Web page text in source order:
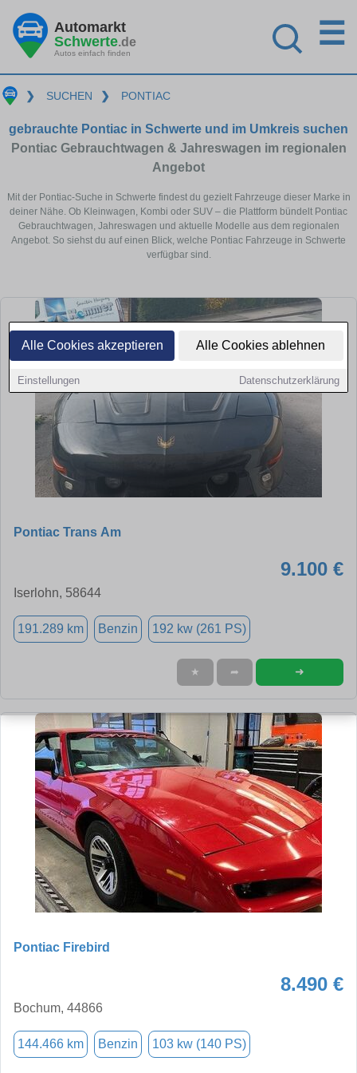
Alle Cookies akzeptieren Alle Cookies ablehnen
Einstellungen Datenschutzerklärung
Automarkt
Schwerte.de
Autos einfach finden
☰
❯ SUCHEN ❯ PONTIAC
gebrauchte Pontiac in Schwerte und im Umkreis suchen
Pontiac Gebrauchtwagen & Jahreswagen im regionalen
Angebot
Mit der Pontiac-Suche in Schwerte findest du gezielt Fahrzeuge dieser Marke in
deiner Nähe. Ob Kleinwagen, Kombi oder SUV – die Plattform bündelt Pontiac
Gebrauchtwagen, Jahreswagen und aktuelle Modelle aus dem regionalen
Angebot. So siehst du auf einen Blick, welche Pontiac Fahrzeuge in Schwerte
verfügbar sind.
Pontiac Trans Am
9.100 €
Iserlohn, 58644
191.289 km Benzin 192 kw (261 PS)
★ ➦ ➜
Pontiac Firebird
8.490 €
Bochum, 44866
144.466 km Benzin 103 kw (140 PS)